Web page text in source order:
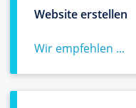
Website erstellen
Wir empfehlen ...